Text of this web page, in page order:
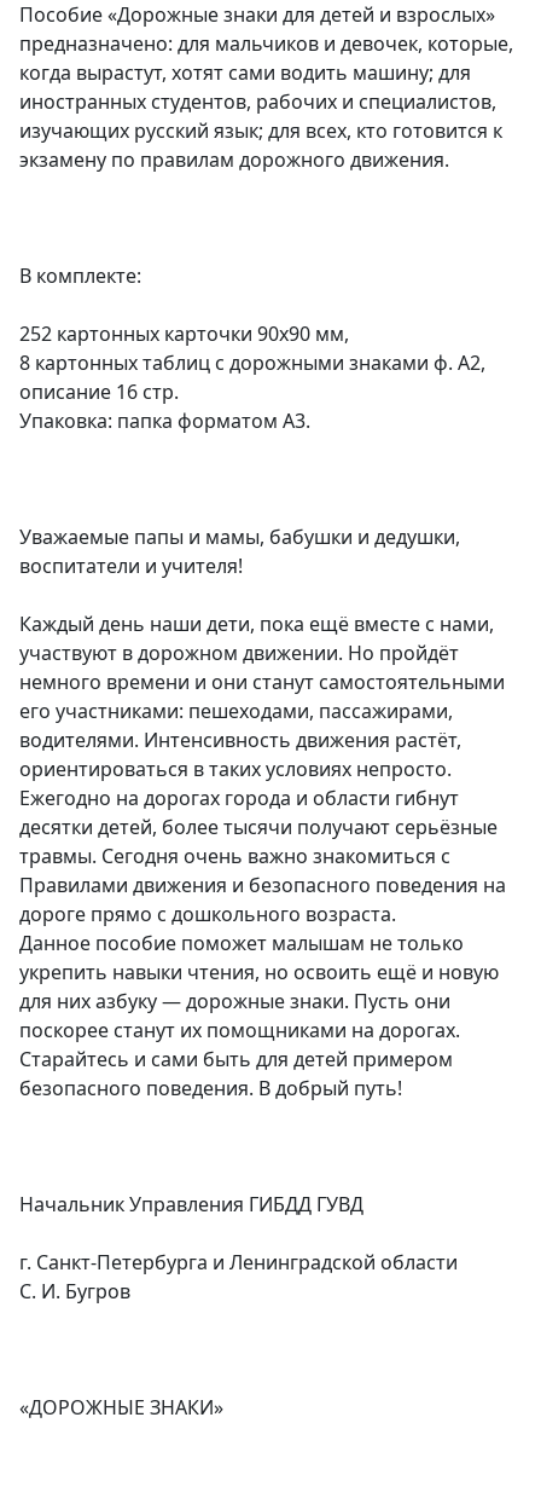
Пособие «Дорожные знаки для детей и взрослых»
предназначено: для мальчиков и девочек, которые,
когда вырастут, хотят сами водить машину; для
иностранных студентов, рабочих и специалистов,
изучающих русский язык; для всех, кто готовится к
экзамену по правилам дорожного движения.
В комплекте:
252 картонных карточки 90х90 мм,
8 картонных таблиц с дорожными знаками ф. А2,
описание 16 стр.
Упаковка: папка форматом А3.
Уважаемые папы и мамы, бабушки и дедушки,
воспитатели и учителя!
Каждый день наши дети, пока ещё вместе с нами,
участвуют в дорожном движении. Но пройдёт
немного времени и они станут самостоятельными
его участниками: пешеходами, пассажирами,
водителями. Интенсивность движения растёт,
ориентироваться в таких условиях непросто.
Ежегодно на дорогах города и области гибнут
десятки детей, более тысячи получают серьёзные
травмы. Сегодня очень важно знакомиться с
Правилами движения и безопасного поведения на
дороге прямо с дошкольного возраста.
Данное пособие поможет малышам не только
укрепить навыки чтения, но освоить ещё и новую
для них азбуку — дорожные знаки. Пусть они
поскорее станут их помощниками на дорогах.
Старайтесь и сами быть для детей примером
безопасного поведения. В добрый путь!
Начальник Управления ГИБДД ГУВД
г. Санкт-Петербурга и Ленинградской области
С. И. Бугров
«ДОРОЖНЫЕ ЗНАКИ»